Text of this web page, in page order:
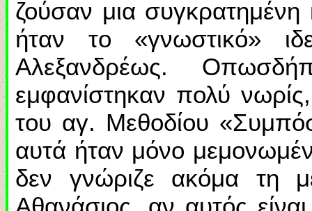
ζούσαν μια
ήταν το «γνωστικό»
Αλεξανδρέως.
εμφανίστηκαν πολύ
του αγ. Μεθοδίου
αυτά ήταν μόνο
δεν γνώριζε ακόμα τη